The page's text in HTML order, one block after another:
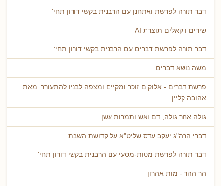
דבר תורה לפרשת ואתחנן עם הרבנית בקשי דורון תחי'
שירים ווקאלים תוצרת AI
דבר תורה לפרשת דברים עם הרבנית בקשי דורון תחי'
משה נושא דברים
פרשת דברים - אלוקים זוכר ומקיים ומצפה לבניו להתעורר. מאת:
אהובה קליין
גולה אחר גולה, דם ואש ותמרות עשן
דברי הרה"ג יעקב עדס שליט"א על קדושת השבת
דבר תורה לפרשת מטות-מסעי עם הרבנית בקשי דורון תחי'
הר ההר - מות אהרון